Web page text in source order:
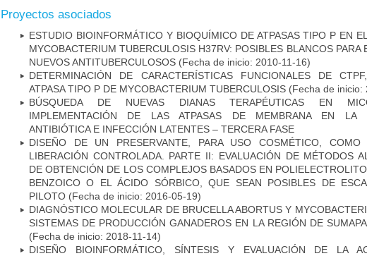
Proyectos asociados
ESTUDIO BIOINFORMÁTICO Y BIOQUÍMICO DE ATPASAS TIPO P EN
MYCOBACTERIUM TUBERCULOSIS H37RV: POSIBLES BLANCOS PARA
NUEVOS ANTITUBERCULOSOS (Fecha de inicio: 2010-11-16)
DETERMINACIÓN DE CARACTERÍSTICAS FUNCIONALES DE
ATPASA TIPO P DE MYCOBACTERIUM TUBERCULOSIS (Fecha de inicio:
BÚSQUEDA DE NUEVAS DIANAS TERAPÉUTICAS EN
IMPLEMENTACIÓN DE LAS ATPASAS DE MEMBRANA EN LA
ANTIBIÓTICA E INFECCIÓN LATENTES – TERCERA FASE
DISEÑO DE UN PRESERVANTE, PARA USO COSMÉTICO, COMO
LIBERACIÓN CONTROLADA. PARTE II: EVALUACIÓN DE MÉTODOS
DE OBTENCIÓN DE LOS COMPLEJOS BASADOS EN
BENZOICO O EL ÁCIDO SÓRBICO, QUE SEAN POSIBLES DE
PILOTO (Fecha de inicio: 2016-05-19)
DIAGNÓSTICO MOLECULAR DE BRUCELLA ABORTUS Y
SISTEMAS DE PRODUCCIÓN GANADEROS EN LA REGIÓN DE
(Fecha de inicio: 2018-11-14)
DISEÑO BIOINFORMÁTICO, SÍNTESIS Y EVALUACIÓN DE LA